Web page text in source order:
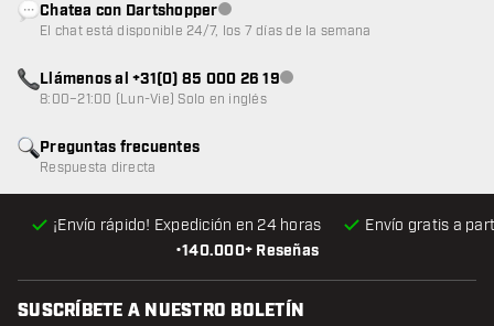
•140.000+ Reseñas
¡Envío rápido! Expedición en 24 horas Envío gratis a
Preguntas frecuentes
Respuesta directa
Chatea con DartshopperAtención al cliente no disponible
El chat está disponible 24/7, los 7 días de la semana
Llámenos al +31(0) 85 000 26 19Atención al cliente no disponible
8:00–21:00 (Lun-Vie) Solo en inglés
SUSCRÍBETE A NUESTRO BOLETÍN